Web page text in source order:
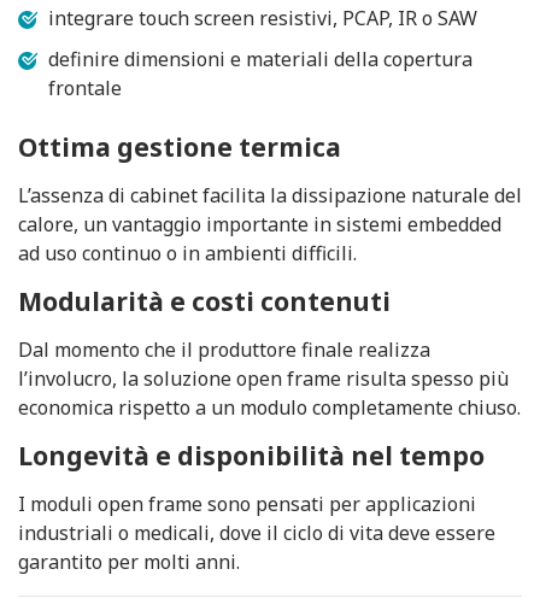
integrare touch screen resistivi, PCAP, IR o SAW
definire dimensioni e materiali della copertura
frontale
Ottima gestione termica
L’assenza di cabinet facilita la dissipazione naturale del
calore, un vantaggio importante in sistemi embedded
ad uso continuo o in ambienti difficili.
Modularità e costi contenuti
Dal momento che il produttore finale realizza
l’involucro, la soluzione open frame risulta spesso più
economica rispetto a un modulo completamente chiuso.
Longevità e disponibilità nel tempo
I moduli open frame sono pensati per applicazioni
industriali o medicali, dove il ciclo di vita deve essere
garantito per molti anni.